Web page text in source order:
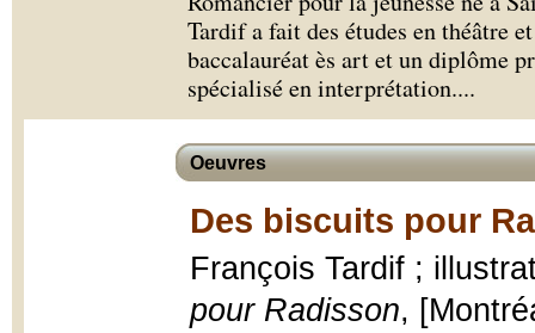
Tardif a fait des études en théâtre
baccalauréat ès art et un diplôme
spécialisé en interprétation....
Oeuvres
Des biscuits pour
François Tardif ;
pour Radisson,